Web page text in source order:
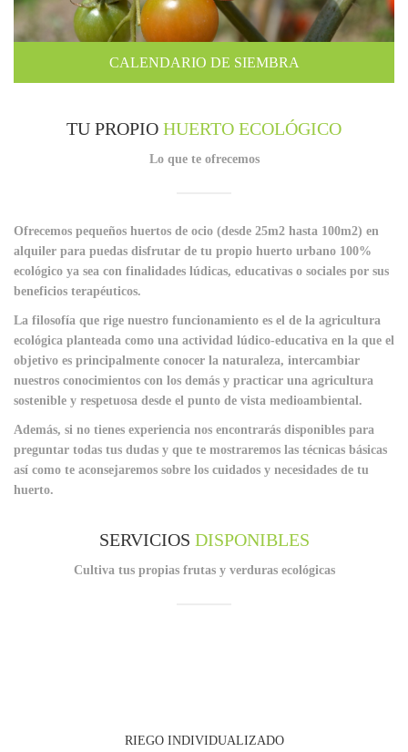
CALENDARIO DE SIEMBRA
TU PROPIO HUERTO ECOLÓGICO
Lo que te ofrecemos
Ofrecemos pequeños huertos de ocio (desde 25m2 hasta 100m2) en
alquiler para puedas disfrutar de tu propio huerto urbano 100%
ecológico ya sea con finalidades lúdicas, educativas o sociales por sus
beneficios terapéuticos.
La filosofía que rige nuestro funcionamiento es el de la agricultura
ecológica planteada como una actividad lúdico-educativa en la que el
objetivo es principalmente conocer la naturaleza, intercambiar
nuestros conocimientos con los demás y practicar una agricultura
sostenible y respetuosa desde el punto de vista medioambiental.
Además, si no tienes experiencia nos encontrarás disponibles para
preguntar todas tus dudas y que te mostraremos las técnicas básicas
así como te aconsejaremos sobre los cuidados y necesidades de tu
huerto.
SERVICIOS DISPONIBLES
Cultiva tus propias frutas y verduras ecológicas
RIEGO INDIVIDUALIZADO